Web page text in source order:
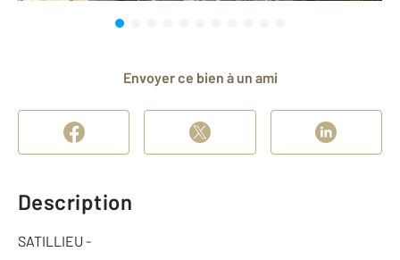
Envoyer ce bien à un ami
Description
SATILLIEU -